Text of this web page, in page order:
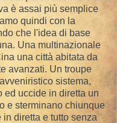
è assai più semplice
quindi con la
che l'idea di base
Una multinazionale
una città abitata da
avanzati. Un troupe
sistema,
ed uccide in diretta un
e sterminano chiunque
diretta e tutto senza